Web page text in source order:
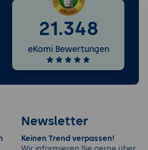
21.348
eKomi Bewertungen
Newsletter
Keinen Trend verpassen!